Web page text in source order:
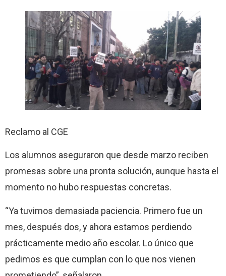
Reclamo al CGE
Los alumnos aseguraron que desde marzo reciben
promesas sobre una pronta solución, aunque hasta el
momento no hubo respuestas concretas.
“Ya tuvimos demasiada paciencia. Primero fue un
mes, después dos, y ahora estamos perdiendo
prácticamente medio año escolar. Lo único que
pedimos es que cumplan con lo que nos vienen